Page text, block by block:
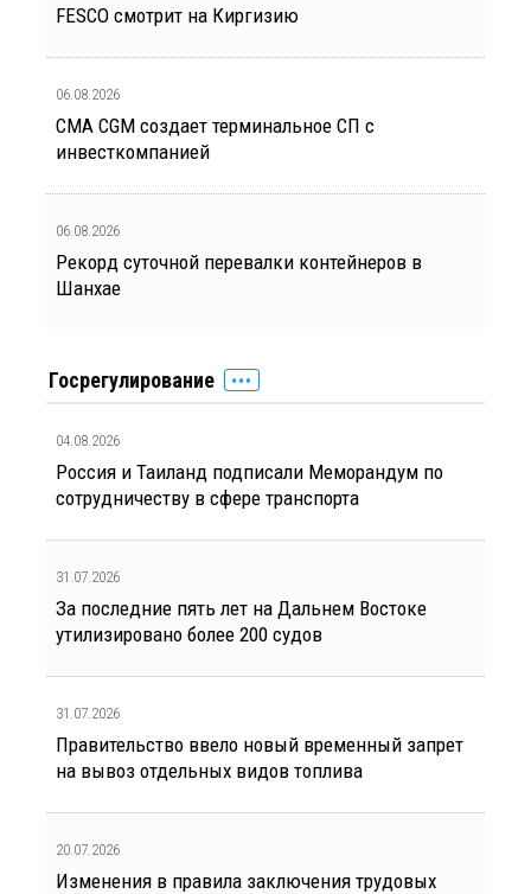
FESCO смотрит на Киргизию
06.08.2026
CMA CGM создает терминальное СП с
инвесткомпанией
06.08.2026
Рекорд суточной перевалки контейнеров в
Шанхае
Госрегулирование
04.08.2026
Россия и Таиланд подписали Меморандум по
сотрудничеству в сфере транспорта
31.07.2026
За последние пять лет на Дальнем Востоке
утилизировано более 200 судов
31.07.2026
Правительство ввело новый временный запрет
на вывоз отдельных видов топлива
20.07.2026
Изменения в правила заключения трудовых